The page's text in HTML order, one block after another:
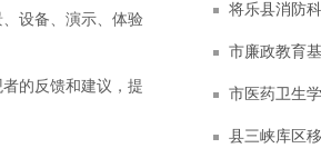
设备、演示、体验
的反馈和建议，提